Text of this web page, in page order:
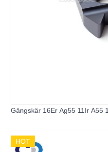
Gängskär 16Er Ag55 11Ir A55
HOT